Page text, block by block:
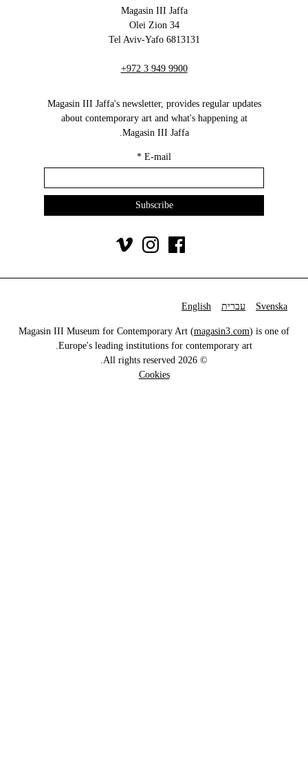
Magasin III Jaffa
34 Olei Zion
6813131 Tel Aviv-Yafo
+972 3 949 9900
Magasin III Jaffa's newsletter, provides regular updates
about contemporary art and what's happening at
Magasin III Jaffa.
E-mail
*
Svenska עברית English
Magasin III Museum for Contemporary Art (magasin3.com) is one of
Europe's leading institutions for contemporary art.
© 2026 All rights reserved.
Cookies